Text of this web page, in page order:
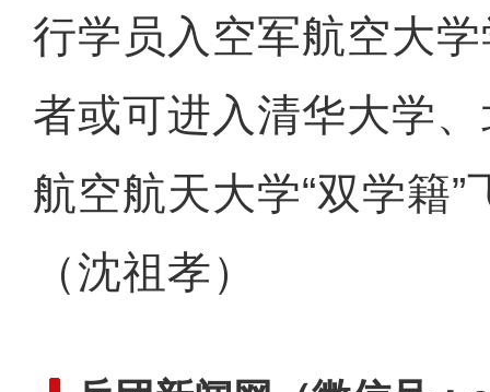
行学员入空军航空大
者或可进入清华大学
航空航天大学“双学籍
（沈祖孝）